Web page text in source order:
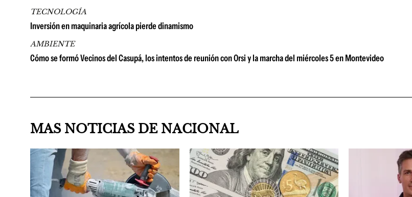
TECNOLOGÍA
Inversión en maquinaria agrícola pierde dinamismo
AMBIENTE
Cómo se formó Vecinos del Casupá, los intentos de reunión con Orsi y la marcha del miércoles 5 en Montevideo
MAS NOTICIAS DE NACIONAL